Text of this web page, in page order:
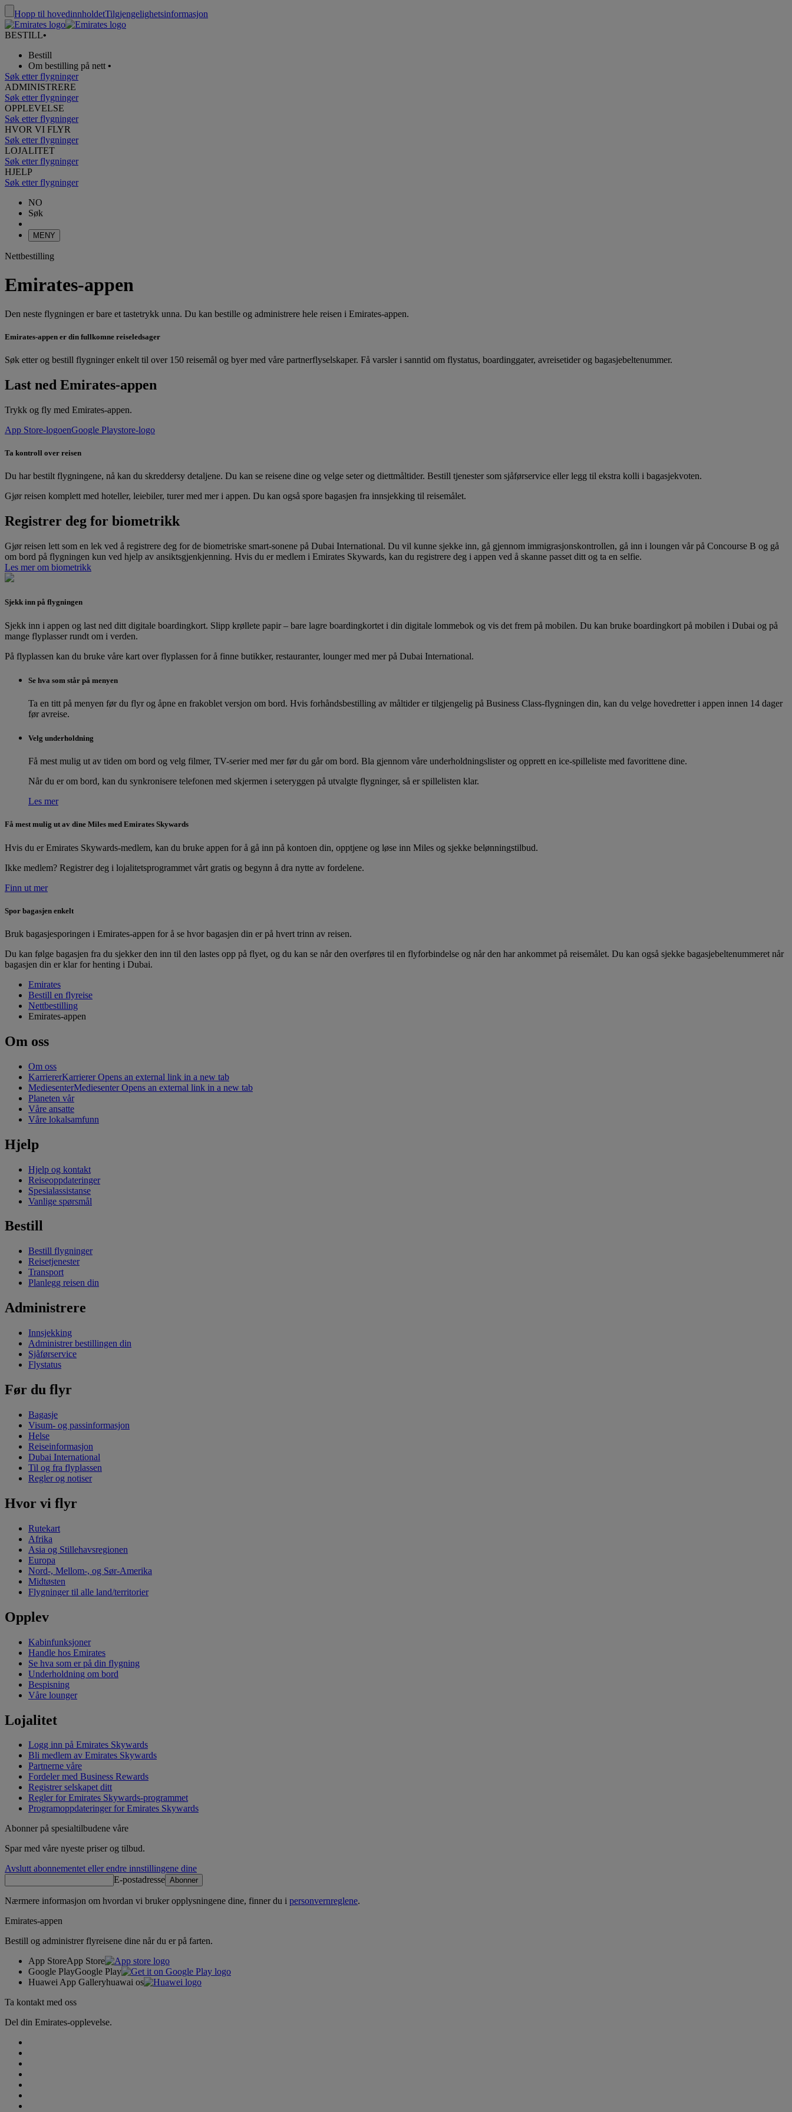
Hopp til hovedinnholdetTilgjengelighetsinformasjon
BESTILL•
Bestill
Om bestilling på nett •
Søk etter flygninger
ADMINISTRERE
Søk etter flygninger
OPPLEVELSE
Søk etter flygninger
HVOR VI FLYR
Søk etter flygninger
LOJALITET
Søk etter flygninger
HJELP
Søk etter flygninger
NO
Søk
MENY
Nettbestilling
Emirates-appen
Den neste flygningen er bare et tastetrykk unna. Du kan bestille og administrere hele reisen i Emirates-appen.
Emirates-appen er din fullkomne reiseledsager
Søk etter og bestill flygninger enkelt til over 150 reisemål og byer med våre partnerflyselskaper. Få varsler i sanntid om flystatus, boardinggater, avreisetider og bagasjebeltenummer.
Last ned Emirates-appen
Trykk og fly med Emirates-appen.
App Store-logoenGoogle Playstore-logo
Ta kontroll over reisen
Du har bestilt flygningene, nå kan du skreddersy detaljene. Du kan se reisene dine og velge seter og diettmåltider. Bestill tjenester som sjåførservice eller legg til ekstra kolli i bagasjekvoten.
Gjør reisen komplett med hoteller, leiebiler, turer med mer i appen. Du kan også spore bagasjen fra innsjekking til reisemålet.
Registrer deg for biometrikk
Gjør reisen lett som en lek ved å registrere deg for de biometriske smart-sonene på Dubai International. Du vil kunne sjekke inn, gå gjennom immigrasjonskontrollen, gå inn i loungen vår på Concourse B og gå
om bord på flygningen kun ved hjelp av ansiktsgjenkjenning. Hvis du er medlem i Emirates Skywards, kan du registrere deg i appen ved å skanne passet ditt og ta en selfie.
Les mer om biometrikk
Sjekk inn på flygningen
Sjekk inn i appen og last ned ditt digitale boardingkort. Slipp krøllete papir – bare lagre boardingkortet i din digitale lommebok og vis det frem på mobilen. Du kan bruke boardingkort på mobilen i Dubai og på
mange flyplasser rundt om i verden.
På flyplassen kan du bruke våre kart over flyplassen for å finne butikker, restauranter, lounger med mer på Dubai International.
Se hva som står på menyen
Ta en titt på menyen før du flyr og åpne en frakoblet versjon om bord. Hvis forhåndsbestilling av måltider er tilgjengelig på Business Class-flygningen din, kan du velge hovedretter i appen innen 14 dager
før avreise.
Velg underholdning
Få mest mulig ut av tiden om bord og velg filmer, TV-serier med mer før du går om bord. Bla gjennom våre underholdningslister og opprett en ice-spilleliste med favorittene dine.
Når du er om bord, kan du synkronisere telefonen med skjermen i seteryggen på utvalgte flygninger, så er spillelisten klar.
Les mer
Få mest mulig ut av dine Miles med Emirates Skywards
Hvis du er Emirates Skywards-medlem, kan du bruke appen for å gå inn på kontoen din, opptjene og løse inn Miles og sjekke belønningstilbud.
Ikke medlem? Registrer deg i lojalitetsprogrammet vårt gratis og begynn å dra nytte av fordelene.
Finn ut mer
Spor bagasjen enkelt
Bruk bagasjesporingen i Emirates-appen for å se hvor bagasjen din er på hvert trinn av reisen.
Du kan følge bagasjen fra du sjekker den inn til den lastes opp på flyet, og du kan se når den overføres til en flyforbindelse og når den har ankommet på reisemålet. Du kan også sjekke bagasjebeltenummeret når
bagasjen din er klar for henting i Dubai.
Emirates
Bestill en flyreise
Nettbestilling
Emirates-appen
Om oss
Om oss
KarriererKarrierer Opens an external link in a new tab
MediesenterMediesenter Opens an external link in a new tab
Planeten vår
Våre ansatte
Våre lokalsamfunn
Hjelp
Hjelp og kontakt
Reiseoppdateringer
Spesialassistanse
Vanlige spørsmål
Bestill
Bestill flygninger
Reisetjenester
Transport
Planlegg reisen din
Administrere
Innsjekking
Administrer bestillingen din
Sjåførservice
Flystatus
Før du flyr
Bagasje
Visum- og passinformasjon
Helse
Reiseinformasjon
Dubai International
Til og fra flyplassen
Regler og notiser
Hvor vi flyr
Rutekart
Afrika
Asia og Stillehavsregionen
Europa
Nord-, Mellom-, og Sør-Amerika
Midtøsten
Flygninger til alle land/territorier
Opplev
Kabinfunksjoner
Handle hos Emirates
Se hva som er på din flygning
Underholdning om bord
Bespisning
Våre lounger
Lojalitet
Logg inn på Emirates Skywards
Bli medlem av Emirates Skywards
Partnerne våre
Fordeler med Business Rewards
Registrer selskapet ditt
Regler for Emirates Skywards‑programmet
Programoppdateringer for Emirates Skywards
Abonner på spesialtilbudene våre
Spar med våre nyeste priser og tilbud.
Avslutt abonnementet eller endre innstillingene dine
E-postadresse Abonner
Nærmere informasjon om hvordan vi bruker opplysningene dine, finner du i personvernreglene.
Emirates-appen
Bestill og administrer flyreisene dine når du er på farten.
App StoreApp Store
Google PlayGoogle Play
Huawei App Galleryhuawai os
Ta kontakt med oss
Del din Emirates-opplevelse.